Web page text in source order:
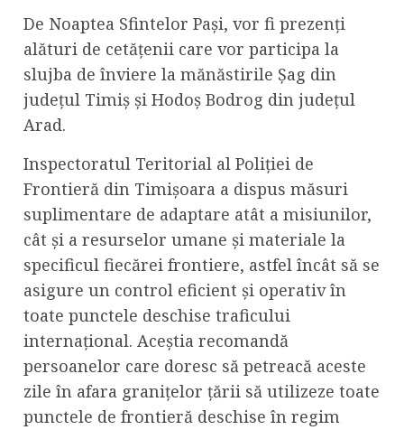
De Noaptea Sfintelor Pași, vor fi prezenți
alături de cetățenii care vor participa la
slujba de înviere la mănăstirile Șag din
județul Timiș și Hodoș Bodrog din județul
Arad.
Inspectoratul Teritorial al Poliției de
Frontieră din Timișoara a dispus măsuri
suplimentare de adaptare atât a misiunilor,
cât și a resurselor umane și materiale la
specificul fiecărei frontiere, astfel încât să se
asigure un control eficient și operativ în
toate punctele deschise traficului
internațional. Aceștia recomandă
persoanelor care doresc să petreacă aceste
zile în afara granițelor țării să utilizeze toate
punctele de frontieră deschise în regim